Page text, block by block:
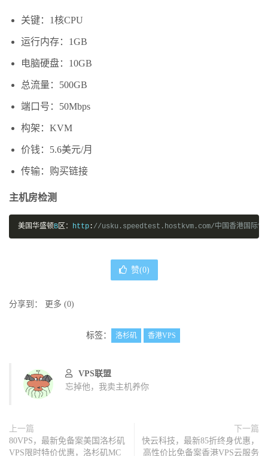
关键：1核CPU
运行内存：1GB
电脑硬盘：10GB
总流量：500GB
端口号：50Mbps
构架：KVM
价钱：5.6美元/月
传输：购买链接
主机房检测
美国华盛顿B区： http : //usku.speedtest.hostkvm.com/中国香港国际
赞(0)
分享到： 更多 (0)
标签： 洛杉矶 香港VPS
VPS联盟
忘掉他，我卖主机养你
上一篇
80VPS，最新免备案美国洛杉矶
VPS限时特价优惠，洛杉矶MC
下一篇
快云科技，最新85折终身优惠，
高性价比免备案香港VPS云服务